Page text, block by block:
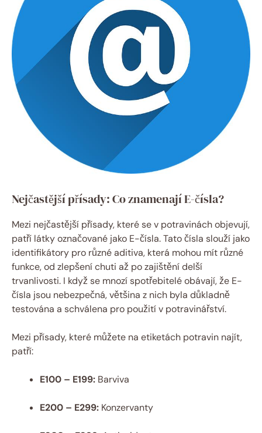
Nejčastější přísady: Co znamenají E-čísla?
Mezi nejčastější přísady, které se v potravinách objevují,
patří látky označované jako E-čísla. Tato čísla slouží jako
identifikátory pro různé aditiva, která mohou mít různé
funkce, od zlepšení chuti až po zajištění delší
trvanlivosti. I když se mnozí spotřebitelé obávají, že E-
čísla jsou nebezpečná, většina z nich byla důkladně
testována a schválena pro použití v potravinářství.
Mezi přísady, které můžete na etiketách potravin najít,
patří:
E100 – E199: Barviva
E200 – E299: Konzervanty